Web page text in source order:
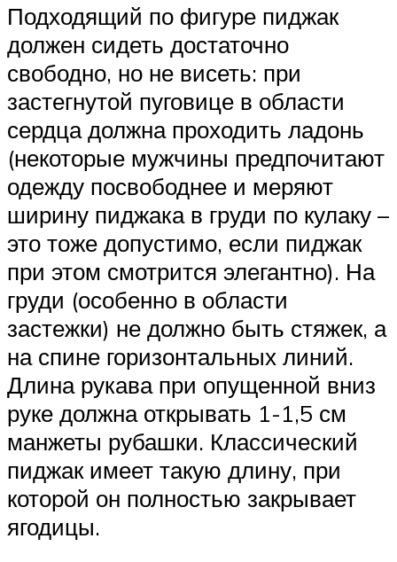
Подходящий по фигуре пиджак
должен сидеть достаточно
свободно, но не висеть: при
застегнутой пуговице в области
сердца должна проходить ладонь
(некоторые мужчины предпочитают
одежду посвободнее и меряют
ширину пиджака в груди по кулаку –
это тоже допустимо, если пиджак
при этом смотрится элегантно). На
груди (особенно в области
застежки) не должно быть стяжек, а
на спине горизонтальных линий.
Длина рукава при опущенной вниз
руке должна открывать 1-1,5 см
манжеты рубашки. Классический
пиджак имеет такую длину, при
которой он полностью закрывает
ягодицы.